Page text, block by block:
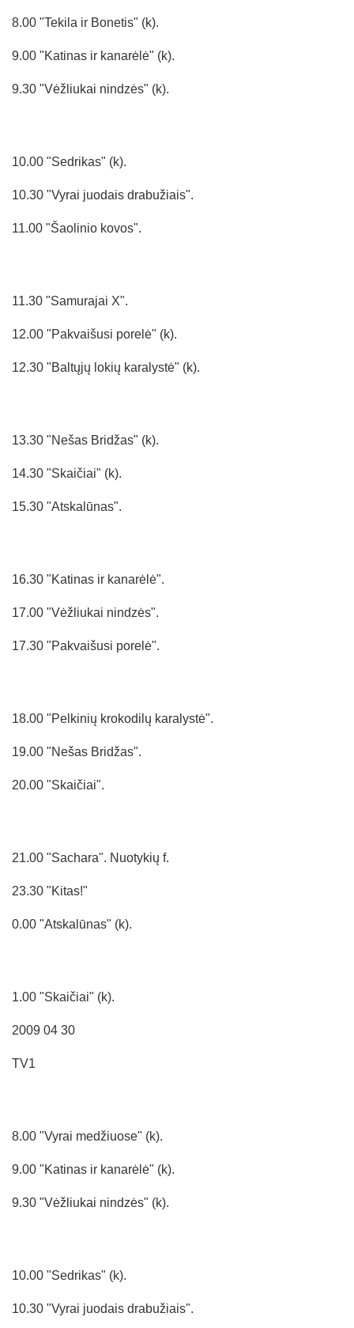
8.00 "Tekila ir Bonetis" (k).
9.00 "Katinas ir kanarėlė" (k).
9.30 "Vėžliukai nindzės" (k).
10.00 "Sedrikas" (k).
10.30 "Vyrai juodais drabužiais".
11.00 "Šaolinio kovos".
11.30 "Samurajai X".
12.00 "Pakvaišusi porelė" (k).
12.30 "Baltųjų lokių karalystė" (k).
13.30 "Nešas Bridžas" (k).
14.30 "Skaičiai" (k).
15.30 "Atskalūnas".
16.30 "Katinas ir kanarėlė".
17.00 "Vėžliukai nindzės".
17.30 "Pakvaišusi porelė".
18.00 "Pelkinių krokodilų karalystė".
19.00 "Nešas Bridžas".
20.00 "Skaičiai".
21.00 "Sachara". Nuotykių f.
23.30 "Kitas!"
0.00 "Atskalūnas" (k).
1.00 "Skaičiai" (k).
2009 04 30
TV1
8.00 "Vyrai medžiuose" (k).
9.00 "Katinas ir kanarėlė" (k).
9.30 "Vėžliukai nindzės" (k).
10.00 "Sedrikas" (k).
10.30 "Vyrai juodais drabužiais".